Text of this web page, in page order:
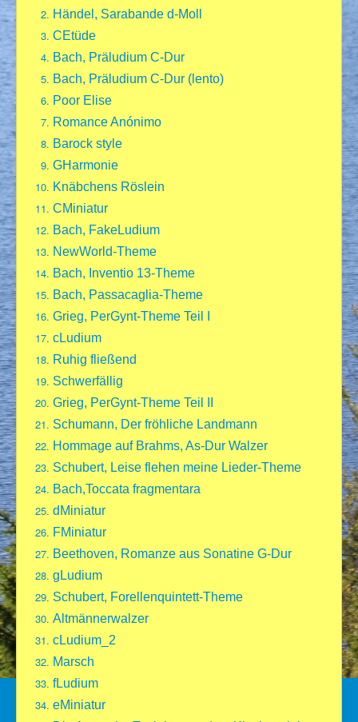
Händel, Sarabande d-Moll
CEtüde
Bach, Präludium C-Dur
Bach, Präludium C-Dur (lento)
Poor Elise
Romance Anónimo
Barock style
GHarmonie
Knäbchens Röslein
CMiniatur
Bach, FakeLudium
NewWorld-Theme
Bach, Inventio 13-Theme
Bach, Passacaglia-Theme
Grieg, PerGynt-Theme Teil I
cLudium
Ruhig fließend
Schwerfällig
Grieg, PerGynt-Theme Teil II
Schumann, Der fröhliche Landmann
Hommage auf Brahms, As-Dur Walzer
Schubert, Leise flehen meine Lieder-Theme
Bach,Toccata fragmentara
dMiniatur
FMiniatur
Beethoven, Romanze aus Sonatine G-Dur
gLudium
Schubert, Forellenquintett-Theme
Altmännerwalzer
cLudium_2
Marsch
fLudium
eMiniatur